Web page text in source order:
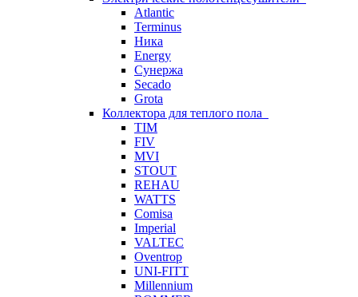
Atlantic
Terminus
Ника
Energy
Сунержа
Secado
Grota
Коллектора для теплого пола
TIM
FIV
MVI
STOUT
REHAU
WATTS
Comisa
Imperial
VALTEC
Oventrop
UNI-FITT
Millennium